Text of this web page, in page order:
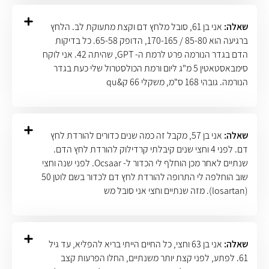
שאלה:
אני בן 61, סובל מלחץ דם וקצת מתעוקת לב. הלחץ
ברגיעה הוא 85-80 / 170-165, הדופק 65-58. כל בדיקות
הדם בגדר הנורמה פרט לרמת ה- GPT, שהיתה 42. אני לוקח
סימבאסטאטין 5 מ"ג ליום ורמת הכולסטרול שלי כעת בגדר
הנורמה. גובהי 168 ס"מ, משקלי 66 ק&qu
שאלה:
אני בן 57, מקבל זה כמה שנים כדורים להורדת לחץ
דם. לפני 4 וחצי שנים קיבלתי קרדילוק להורדת לחץ הדם.
שנתיים לאחר מכן הוחלף לי הכדור ל- Ocsaar. לפני שנה וחצי
שוב הוחלפה לי התרופה להורדת לחץ דם לכדור בשם לוטן 50
(losartan). מזה שנתיים וחצי אני סובל מש
שאלה:
אני בן 63 וחצי, כל החיים הייתי בריא להפליא, עד גיל
61. לפתע, לפני קצת יותר משנתיים, החלו הפרעות קצב